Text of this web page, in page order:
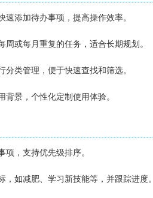
添加待办事项，提高操作效率。
或每月重复的任务，适合长期规划。
类管理，便于快速查找和筛选。
景，个性化定制使用体验。
项，支持优先级排序。
如减肥、学习新技能等，并跟踪进度。